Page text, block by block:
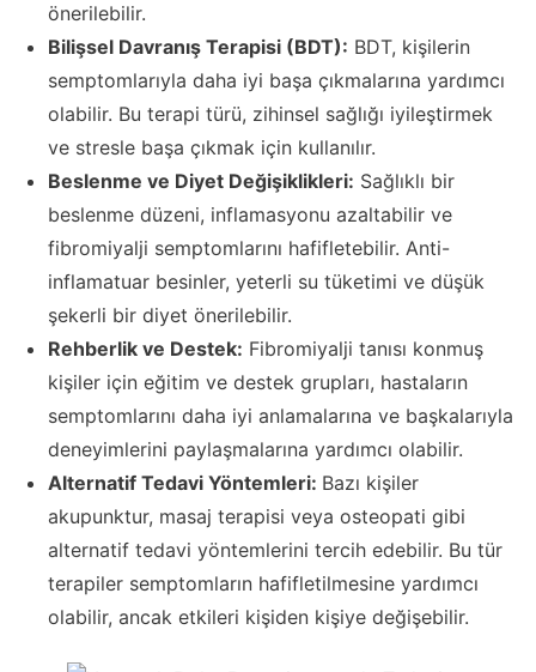
önerilebilir.
Bilişsel Davranış Terapisi (BDT): BDT, kişilerin
semptomlarıyla daha iyi başa çıkmalarına yardımcı
olabilir. Bu terapi türü, zihinsel sağlığı iyileştirmek
ve stresle başa çıkmak için kullanılır.
Beslenme ve Diyet Değişiklikleri: Sağlıklı bir
beslenme düzeni, inflamasyonu azaltabilir ve
fibromiyalji semptomlarını hafifletebilir. Anti-
inflamatuar besinler, yeterli su tüketimi ve düşük
şekerli bir diyet önerilebilir.
Rehberlik ve Destek: Fibromiyalji tanısı konmuş
kişiler için eğitim ve destek grupları, hastaların
semptomlarını daha iyi anlamalarına ve başkalarıyla
deneyimlerini paylaşmalarına yardımcı olabilir.
Alternatif Tedavi Yöntemleri: Bazı kişiler
akupunktur, masaj terapisi veya osteopati gibi
alternatif tedavi yöntemlerini tercih edebilir. Bu tür
terapiler semptomların hafifletilmesine yardımcı
olabilir, ancak etkileri kişiden kişiye değişebilir.